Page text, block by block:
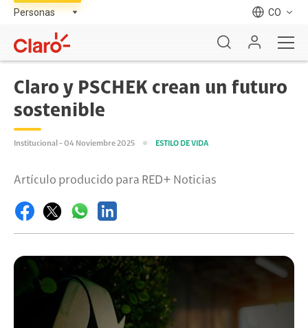
CO
Claro y PSCHEK crean un futuro
sostenible
Institucional - 04 Noviembre 2025 ESTILO DE VIDA
Artículo producido para RED+ Noticias